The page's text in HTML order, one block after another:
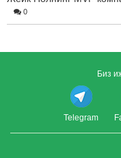
0
Биз
Telegram